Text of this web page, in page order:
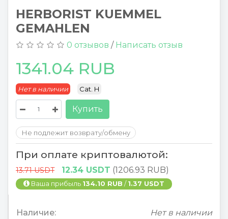
HERBORIST KUEMMEL
GEMAHLEN
0 отзывов / Написать отзыв
1341.04 RUB
Нет в наличии Cat. H
Купить
Не подлежит возврату/обмену
При оплате криптовалютой:
13.71 USDT 12.34 USDT (1206.93 RUB)
Ваша прибыль 134.10 RUB / 1.37 USDT
Наличие:
Нет в наличии